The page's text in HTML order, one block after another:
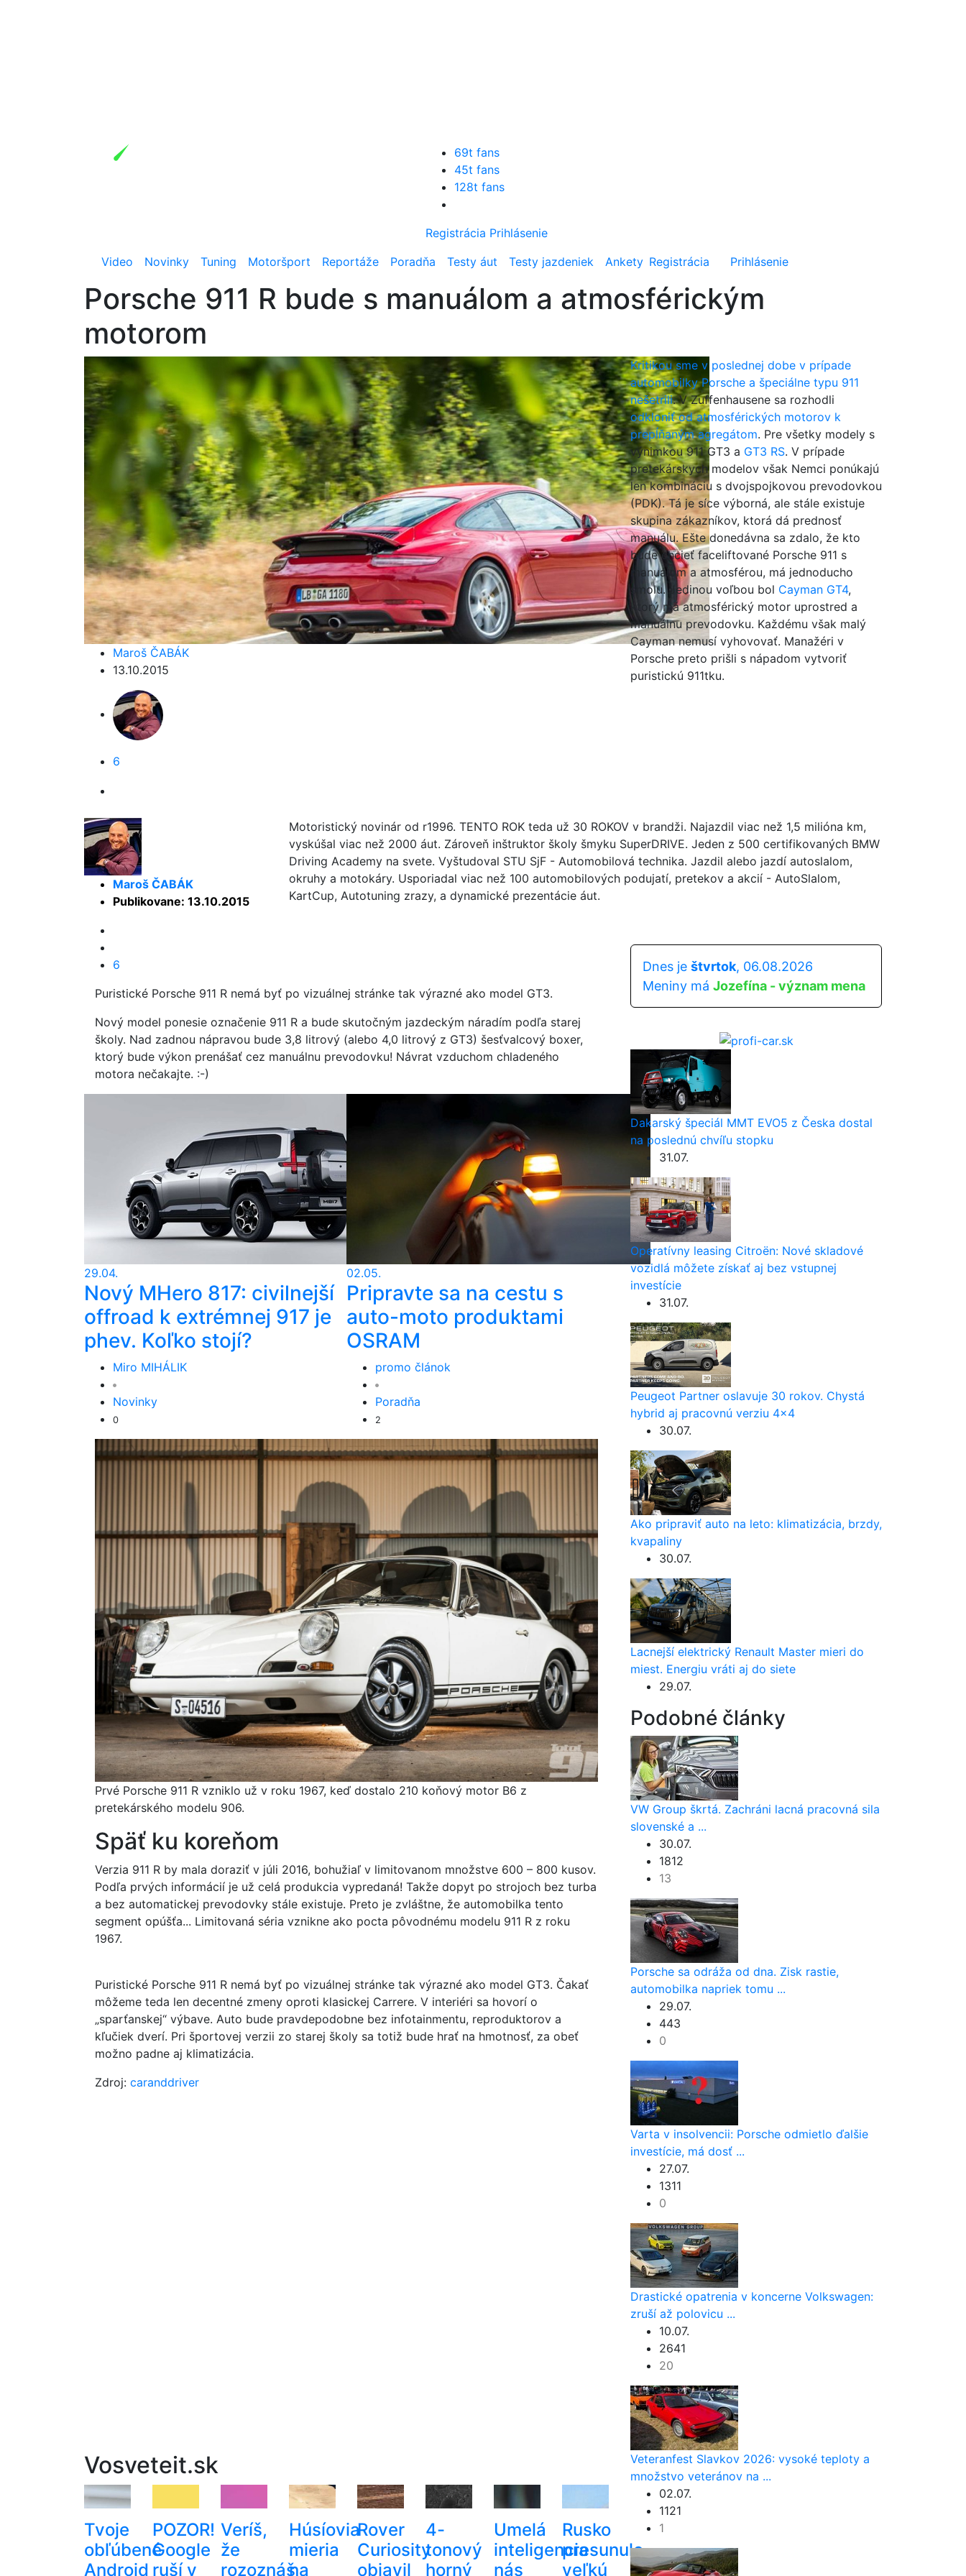
69t fans
45t fans
128t fans
Registrácia Prihlásenie
Video
Novinky Tuning Motoršport Reportáže Poradňa Testy áut Testy jazdeniek Ankety Registrácia Prihlásenie
Porsche 911 R bude s manuálom a atmosférickým
motorom
Maroš ČABÁK
13.10.2015
6
Kritikou sme v poslednej dobe v prípade
automobilky Porsche a špeciálne typu 911
nešetrili. V Zuffenhausene sa rozhodli
odkloniť od atmosférických motorov k
prepĺňaným agregátom. Pre všetky modely s
výnimkou 911 GT3 a GT3 RS. V prípade
pretekárskych modelov však Nemci ponúkajú
len kombináciu s dvojspojkovou prevodovkou
(PDK). Tá je síce výborná, ale stále existuje
skupina zákazníkov, ktorá dá prednosť
manuálu. Ešte donedávna sa zdalo, že kto
bude chcieť faceliftované Porsche 911 s
manuálom a atmosférou, má jednoducho
smolu. Jedinou voľbou bol Cayman GT4,
ktorý má atmosférický motor uprostred a
manuálnu prevodovku. Každému však malý
Cayman nemusí vyhovovať. Manažéri v
Porsche preto prišli s nápadom vytvoriť
puristickú 911tku.
Maroš ČABÁK
Publikovane: 13.10.2015
Motoristický novinár od r1996. TENTO ROK teda už 30 ROKOV v brandži. Najazdil viac než 1,5 milióna km,
vyskúšal viac než 2000 áut. Zároveň inštruktor školy šmyku SuperDRIVE. Jeden z 500 certifikovaných BMW
Driving Academy na svete. Vyštudoval STU SjF - Automobilová technika. Jazdil alebo jazdí autoslalom,
okruhy a motokáry. Usporiadal viac než 100 automobilových podujatí, pretekov a akcií - AutoSlalom,
KartCup, Autotuning zrazy, a dynamické prezentácie áut.
6
Puristické Porsche 911 R nemá byť po vizuálnej stránke tak výrazné ako model GT3.
Nový model ponesie označenie 911 R a bude skutočným jazdeckým náradím podľa starej
školy. Nad zadnou nápravou bude 3,8 litrový (alebo 4,0 litrový z GT3) šesťvalcový boxer,
ktorý bude výkon prenášať cez manuálnu prevodovku! Návrat vzduchom chladeného
motora nečakajte. :-)
29.04.
Nový MHero 817: civilnejší
offroad k extrémnej 917 je
phev. Koľko stojí?
Miro MIHÁLIK
Novinky
0
02.05.
Pripravte sa na cestu s
auto-moto produktami
OSRAM
promo článok
Poradňa
2
Prvé Porsche 911 R vzniklo už v roku 1967, keď dostalo 210 koňový motor B6 z
pretekárského modelu 906.
Späť ku koreňom
Verzia 911 R by mala doraziť v júli 2016, bohužiaľ v limitovanom množstve 600 – 800 kusov.
Podľa prvých informácií je už celá produkcia vypredaná! Takže dopyt po strojoch bez turba
a bez automatickej prevodovky stále existuje. Preto je zvláštne, že automobilka tento
segment opúšťa... Limitovaná séria vznikne ako pocta pôvodnému modelu 911 R z roku
1967.
Puristické Porsche 911 R nemá byť po vizuálnej stránke tak výrazné ako model GT3. Čakať
môžeme teda len decentné zmeny oproti klasickej Carrere. V interiéri sa hovorí o
„sparťanskej“ výbave. Auto bude pravdepodobne bez infotainmentu, reproduktorov a
kľučiek dverí. Pri športovej verzii zo starej školy sa totiž bude hrať na hmotnosť, za obeť
možno padne aj klimatizácia.
Zdroj: caranddriver
Vosveteit.sk
Tvoje
obľúbené
Android
POZOR!
Google
ruší v
Veríš,
že
rozoznáš
Húsíovia
mieria
na
Rover
Curiosity
objavil
4-
tonový
horný
Umelá
inteligencia
nás
Rusko
presunulo
veľkú
Dnes je štvrtok, 06.08.2026
Meniny má Jozefína - význam mena
Dakarský špeciál MMT EVO5 z Česka dostal
na poslednú chvíľu stopku
31.07.
Operatívny leasing Citroën: Nové skladové
vozidlá môžete získať aj bez vstupnej
investície
31.07.
Peugeot Partner oslavuje 30 rokov. Chystá
hybrid aj pracovnú verziu 4×4
30.07.
Ako pripraviť auto na leto: klimatizácia, brzdy,
kvapaliny
30.07.
Lacnejší elektrický Renault Master mieri do
miest. Energiu vráti aj do siete
29.07.
Podobné články
VW Group škrtá. Zachráni lacná pracovná sila
slovenské a ...
30.07.
1812
13
Porsche sa odráža od dna. Zisk rastie,
automobilka napriek tomu ...
29.07.
443
0
Varta v insolvencii: Porsche odmietlo ďalšie
investície, má dosť ...
27.07.
1311
0
Drastické opatrenia v koncerne Volkswagen:
zruší až polovicu ...
10.07.
2641
20
Veteranfest Slavkov 2026: vysoké teploty a
množstvo veteránov na ...
02.07.
1121
1